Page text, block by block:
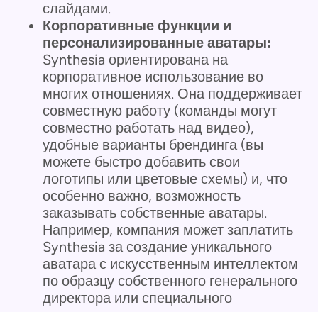
слайдами.
Корпоративные функции и
персонализированные аватары:
Synthesia ориентирована на
корпоративное использование во
многих отношениях. Она поддерживает
совместную работу (команды могут
совместно работать над видео),
удобные варианты брендинга (вы
можете быстро добавить свои
логотипы или цветовые схемы) и, что
особенно важно, возможность
заказывать собственные аватары.
Например, компания может заплатить
Synthesia за создание уникального
аватара с искусственным интеллектом
по образцу собственного генерального
директора или специального